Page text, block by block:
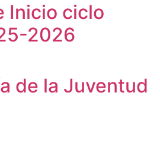
Inicio ciclo
2026
de la Juventud